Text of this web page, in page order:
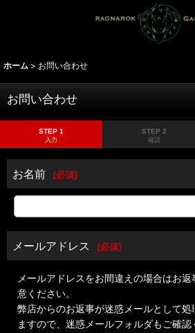
ホーム > お問い合わせ
お問い合わせ
STEP 1
入力
STEP 2
確認
お名前 [必須]
メールアドレス [必須]
メールアドレスをお間違えの場合はお
意ください。
弊店からのお返事が迷惑メールとして
ますので、迷惑メールフォルダもご確認